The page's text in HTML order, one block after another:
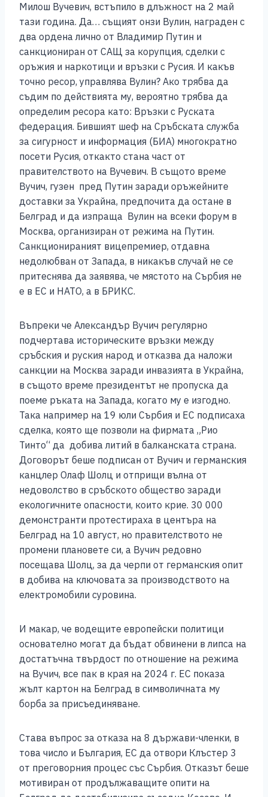
Милош Вучевич, встъпило в длъжност на 2 май
тази година. Да… същият онзи Вулин, награден с
два ордена лично от Владимир Путин и
санкциониран от САЩ за корупция, сделки с
оръжия и наркотици и връзки с Русия. И какъв
точно ресор, управлява Вулин? Ако трябва да
съдим по действията му, вероятно трябва да
определим ресора като: Връзки с Руската
федерация. Бившият шеф на Сръбската служба
за сигурност и информация (БИА) многократно
посети Русия, откакто стана част от
правителството на Вучевич. В същото време
Вучич, гузен пред Путин заради оръжейните
доставки за Украйна, предпочита да остане в
Белград и да изпраща Вулин на всеки форум в
Москва, организиран от режима на Путин.
Санкционираният вицепремиер, отдавна
недолюбван от Запада, в никакъв случай не се
притеснява да заявява, че мястото на Сърбия не
е в ЕС и НАТО, а в БРИКС.
Въпреки че Александър Вучич регулярно
подчертава историческите връзки между
сръбския и руския народ и отказва да наложи
санкции на Москва заради инвазията в Украйна,
в същото време президентът не пропуска да
поеме ръката на Запада, когато му е изгодно.
Така например на 19 юли Сърбия и ЕС подписаха
сделка, която ще позволи на фирмата „Рио
Тинто“ да добива литий в балканската страна.
Договорът беше подписан от Вучич и германския
канцлер Олаф Шолц и отприщи вълна от
недоволство в сръбското общество заради
екологичните опасности, които крие. 30 000
демонстранти протестираха в центъра на
Белград на 10 август, но правителството не
промени плановете си, а Вучич редовно
посещава Шолц, за да черпи от германския опит
в добива на ключовата за производството на
електромобили суровина.
И макар, че водещите европейски политици
основателно могат да бъдат обвинени в липса на
достатъчна твърдост по отношение на режима
на Вучич, все пак в края на 2024 г. ЕС показа
жълт картон на Белград в символичната му
борба за присъединяване.
Става въпрос за отказа на 8 държави-членки, в
това число и България, ЕС да отвори Клъстер 3
от преговорния процес със Сърбия. Отказът беше
мотивиран от продължаващите опити на